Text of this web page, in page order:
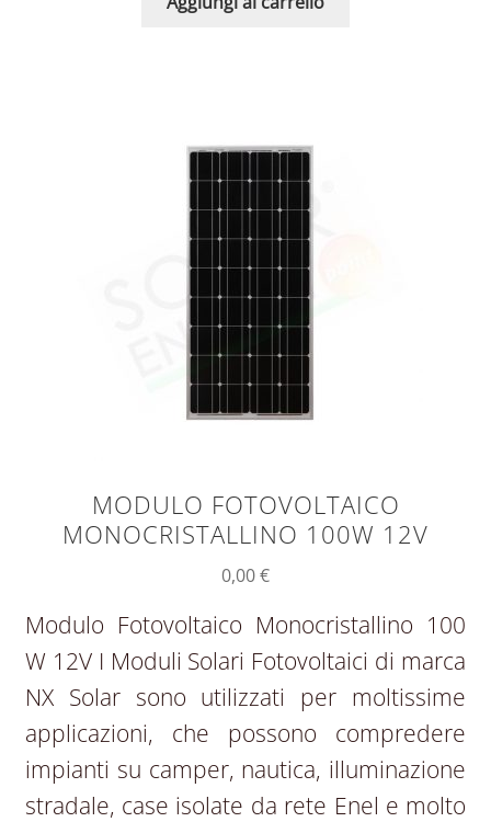
MODULO FOTOVOLTAICO
MONOCRISTALLINO 100W 12V
0,00€
Modulo Fotovoltaico Monocristallino 100
W 12V I Moduli Solari Fotovoltaici di marca
NX Solar sono utilizzati per moltissime
applicazioni, che possono compredere
impianti su camper, nautica, illuminazione
stradale, case isolate da rete Enel e molto